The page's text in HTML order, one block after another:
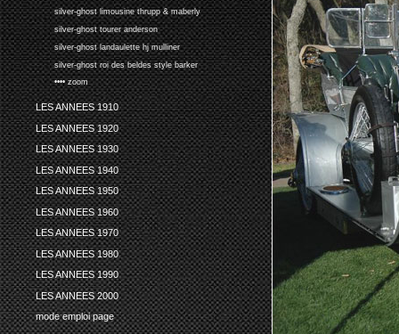
silver-ghost limousine thrupp & maberly
silver-ghost tourer anderson
silver-ghost landaulette hj mulliner
silver-ghost roi des beldes style barker
•••• zoom
LES ANNEES 1910
LES ANNEES 1920
LES ANNEES 1930
LES ANNEES 1940
LES ANNEES 1950
LES ANNEES 1960
LES ANNEES 1970
LES ANNEES 1980
LES ANNEES 1990
LES ANNEES 2000
mode emploi page